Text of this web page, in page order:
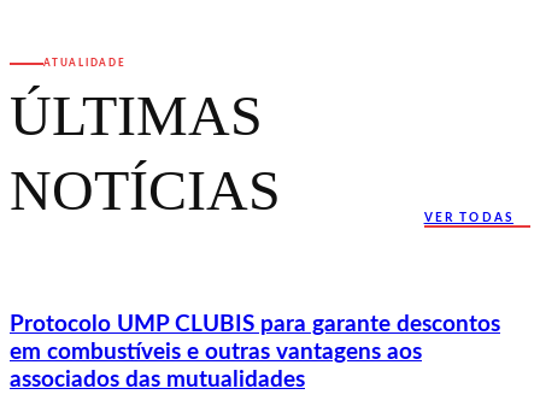
ATUALIDADE
ÚLTIMAS
NOTÍCIAS
VER TODAS
Protocolo UMP CLUBIS para garante descontos
em combustíveis e outras vantagens aos
associados das mutualidades